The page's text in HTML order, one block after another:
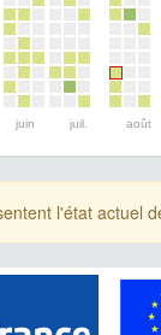
juin juil. août
l'état actuel